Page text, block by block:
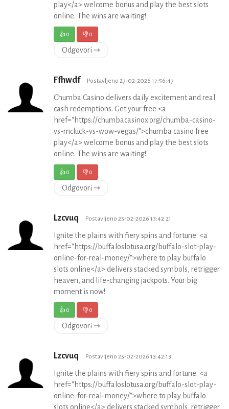
play</a> welcome bonus and play the best slots
online. The wins are waiting!
👍0 👎0
Odgovori ⇾
Ffhwdf Postavljeno 27-02-2026 17:56:47
Chumba Casino delivers daily excitement and real
cash redemptions. Get your free <a
href="https://chumbacasinox.org/chumba-casino-
vs-mcluck-vs-wow-vegas/">chumba casino free
play</a> welcome bonus and play the best slots
online. The wins are waiting!
👍0 👎0
Odgovori ⇾
Lzcvuq Postavljeno 25-02-2026 13:42:21
Ignite the plains with fiery spins and fortune. <a
href="https://buffaloslotusa.org/buffalo-slot-play-
online-for-real-money/">where to play buffalo
slots online</a> delivers stacked symbols, retrigger
heaven, and life-changing jackpots. Your big
moment is now!
👍0 👎0
Odgovori ⇾
Lzcvuq Postavljeno 25-02-2026 13:42:13
Ignite the plains with fiery spins and fortune. <a
href="https://buffaloslotusa.org/buffalo-slot-play-
online-for-real-money/">where to play buffalo
slots online</a> delivers stacked symbols, retrigger